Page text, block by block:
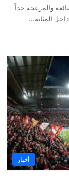
والمزعجة جداً.
المثانة.…
أخبار